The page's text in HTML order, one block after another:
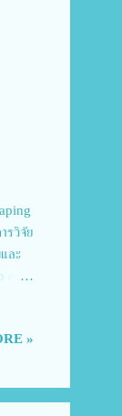
รวิจัย
ละ
of
รณรัฐ
วาม
จัดขึ้น
»